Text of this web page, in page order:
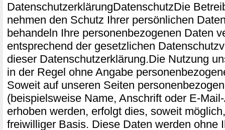
DatenschutzerklärungDatenschutzDie
nehmen den Schutz Ihrer persönlichen
behandeln Ihre personenbezogenen Daten
entsprechend der gesetzlichen
dieser Datenschutzerklärung.Die Nutzung
in der Regel ohne Angabe
Soweit auf unseren Seiten
(beispielsweise Name, Anschrift oder E-
erhoben werden, erfolgt dies, soweit
freiwilliger Basis. Diese Daten werden ohne